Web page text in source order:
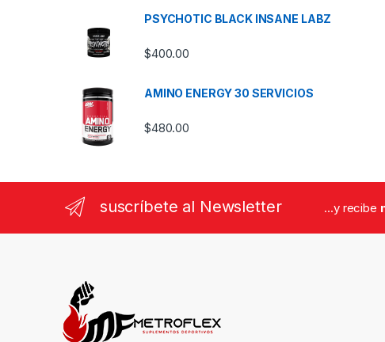
PSYCHOTIC BLACK INSANE LABZ
$400.00
AMINO ENERGY 30 SERVICIOS
$480.00
suscríbete al Newsletter ...y recibe